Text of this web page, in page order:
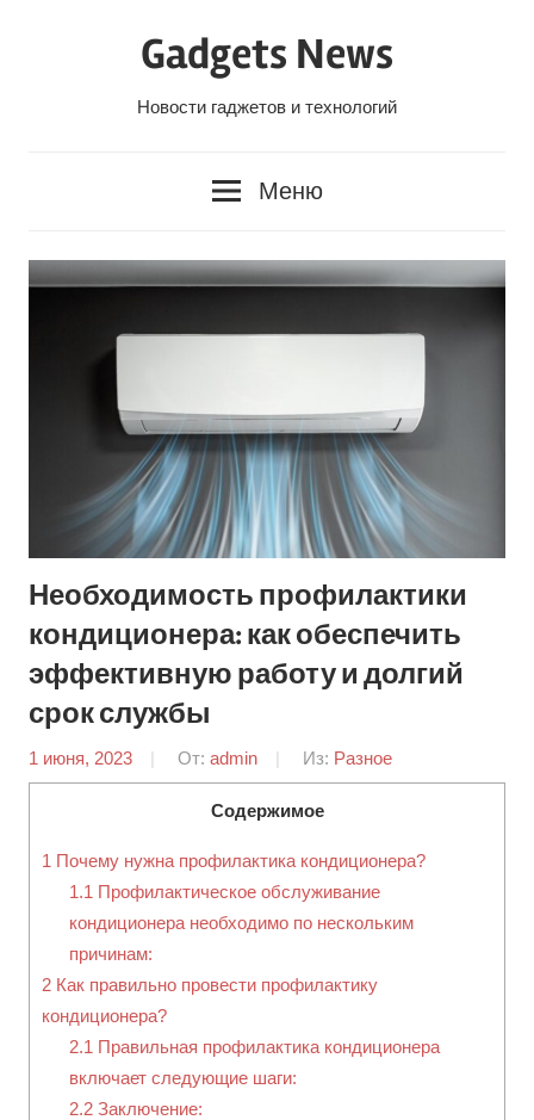
Gadgets News
Новости гаджетов и технологий
Меню
Необходимость профилактики
кондиционера: как обеспечить
эффективную работу и долгий
срок службы
1 июня, 2023 От: admin Из: Разное
Содержимое
1 Почему нужна профилактика кондиционера?
1.1 Профилактическое обслуживание
кондиционера необходимо по нескольким
причинам:
2 Как правильно провести профилактику
кондиционера?
2.1 Правильная профилактика кондиционера
включает следующие шаги:
2.2Заключение: